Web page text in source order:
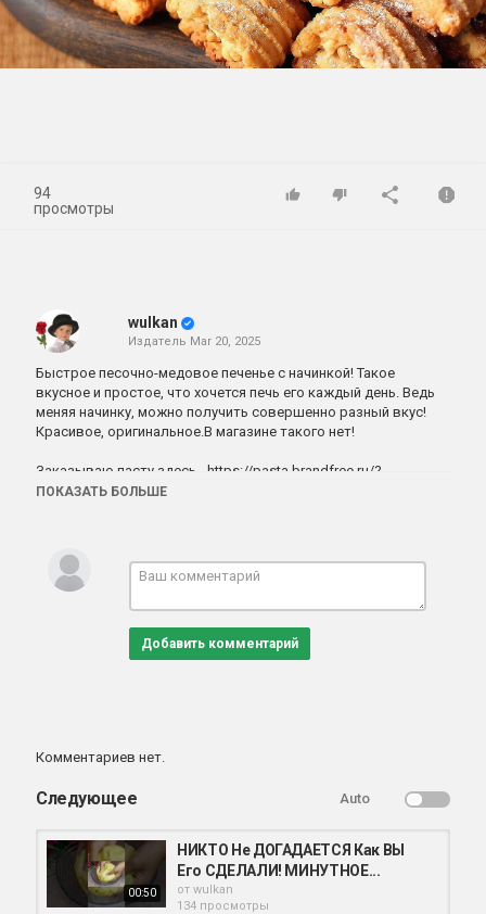
Video
94
просмотры
wulkan
Издатель Mar 20, 2025
Быстрое песочно-медовое печенье с начинкой! Такое
вкусное и простое, что хочется печь его каждый день. Ведь
меняя начинку, можно получить совершенно разный вкус!
Красивое, оригинальное.В магазине такого нет!
Заказываю пасту здесь - https://pasta.brandfree.ru/?
utm_source=yt_shakinko_v2_dg&erid=2W5zFJwBaDN
❗️Подписывайтесь и присылайте фото своей выпечки:
ПОКАЗАТЬ БОЛЬШЕ
Добавить комментарий
Комментариев нет.
Следующее Auto
00:50
НИКТО Не ДОГАДАЕТСЯ Как ВЫ
Его СДЕЛАЛИ! МИНУТНОЕ...
от wulkan
134 просмотры